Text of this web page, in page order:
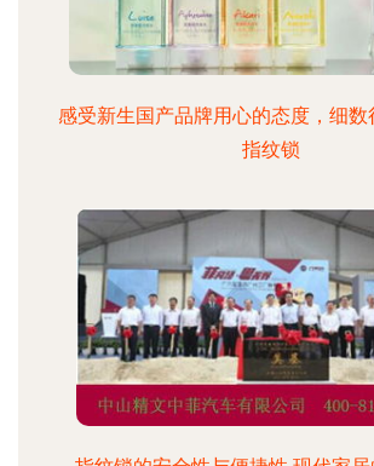
感受新生国产品牌用心的态度，细
指纹锁